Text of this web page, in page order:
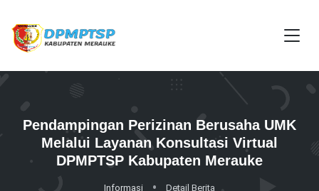
Pendampingan Perizinan Berusaha UMK
Melalui Layanan Konsultasi Virtual
DPMPTSP Kabupaten Merauke
Informasi Detail Berita